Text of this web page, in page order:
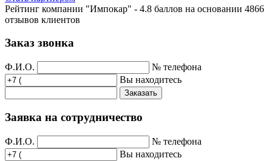
Рейтинг компании "Импокар" - 4.8 баллов на основании 4866
отзывов клиентов
Заказ звонка
Ф.И.О.
№ телефона
Вы находитесь
Заказать
Заявка на сотрудничество
Ф.И.О.
№ телефона
Вы находитесь